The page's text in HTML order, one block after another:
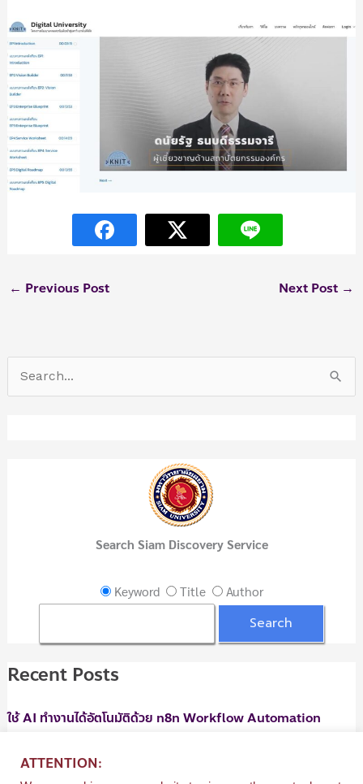
← Previous Post Next Post →
e
Search Siam Discovery Service
Keyword Title Author
Recent Posts
ใช้ AI ทำงานได้อัตโนมัติด้วย n8n Workflow Automation
ใช้ AI ทำงานได้อัตโนมัติด้วย n8n Workflow Automation
ATTENTION: